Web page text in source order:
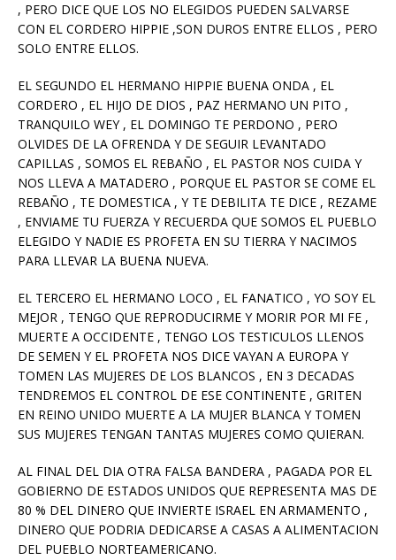
, PERO DICE QUE LOS NO ELEGIDOS PUEDEN SALVARSE
CON EL CORDERO HIPPIE ,SON DUROS ENTRE ELLOS , PERO
SOLO ENTRE ELLOS.
EL SEGUNDO EL HERMANO HIPPIE BUENA ONDA , EL
CORDERO , EL HIJO DE DIOS , PAZ HERMANO UN PITO ,
TRANQUILO WEY , EL DOMINGO TE PERDONO , PERO
OLVIDES DE LA OFRENDA Y DE SEGUIR LEVANTADO
CAPILLAS , SOMOS EL REBAÑO , EL PASTOR NOS CUIDA Y
NOS LLEVA A MATADERO , PORQUE EL PASTOR SE COME EL
REBAÑO , TE DOMESTICA , Y TE DEBILITA TE DICE , REZAME
, ENVIAME TU FUERZA Y RECUERDA QUE SOMOS EL PUEBLO
ELEGIDO Y NADIE ES PROFETA EN SU TIERRA Y NACIMOS
PARA LLEVAR LA BUENA NUEVA.
EL TERCERO EL HERMANO LOCO , EL FANATICO , YO SOY EL
MEJOR , TENGO QUE REPRODUCIRME Y MORIR POR MI FE ,
MUERTE A OCCIDENTE , TENGO LOS TESTICULOS LLENOS
DE SEMEN Y EL PROFETA NOS DICE VAYAN A EUROPA Y
TOMEN LAS MUJERES DE LOS BLANCOS , EN 3 DECADAS
TENDREMOS EL CONTROL DE ESE CONTINENTE , GRITEN
EN REINO UNIDO MUERTE A LA MUJER BLANCA Y TOMEN
SUS MUJERES TENGAN TANTAS MUJERES COMO QUIERAN.
AL FINAL DEL DIA OTRA FALSA BANDERA , PAGADA POR EL
GOBIERNO DE ESTADOS UNIDOS QUE REPRESENTA MAS DE
80 % DEL DINERO QUE INVIERTE ISRAEL EN ARMAMENTO ,
DINERO QUE PODRIA DEDICARSE A CASAS A ALIMENTACION
DEL PUEBLO NORTEAMERICANO.